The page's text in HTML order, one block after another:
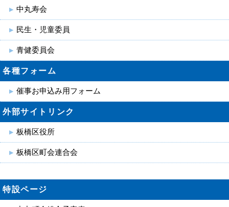
中丸寿会
民生・児童委員
青健委員会
各種フォーム
催事お申込み用フォーム
外部サイトリンク
板橋区役所
板橋区町会連合会
特設ページ